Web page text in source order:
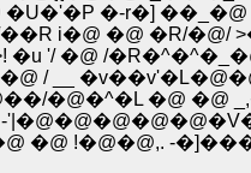
�U�'�P �-r�]
i�@ �@ �R/�@/
�u '/ �@ /
/ __
�@�^�L �@ �@
�@ !�@�@,. -